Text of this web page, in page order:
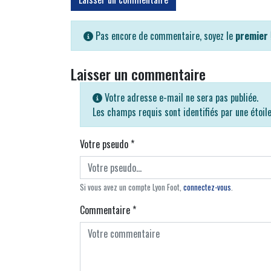
Pas encore de commentaire, soyez le premier
Laisser un commentaire
Votre adresse e-mail ne sera pas publiée.
Les champs requis sont identifiés par une étoile
Votre pseudo*
Si vous avez un compte Lyon Foot, connectez-vous
Commentaire*